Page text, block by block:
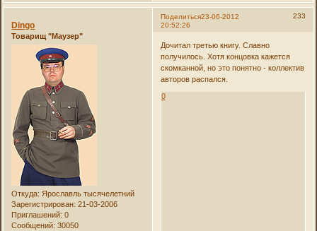
Поделиться 233
23-06-2012
20:52:26
Dingo
Товарищ "Маузер"
Откуда: Ярославль тысячелетний
Зарегистрирован: 21-03-2006
Приглашений: 0
Сообщений: 30050
Дочитал третью книгу. Славно
получилось. Хотя концовка кажется
скомканной, но это понятно - коллектив
авторов распался.
0